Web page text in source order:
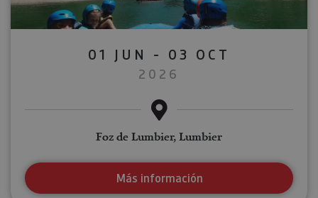
01 JUN - 03 OCT
2026
Foz de Lumbier, Lumbier
Más información